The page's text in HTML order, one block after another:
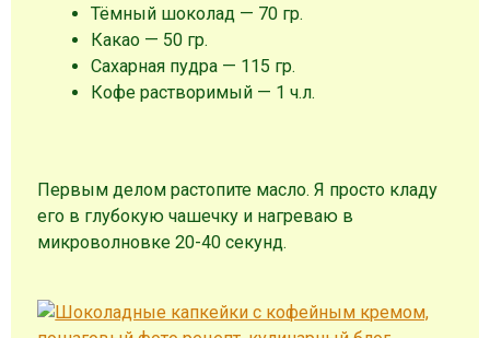
Тёмный шоколад — 70 гр.
Какао — 50 гр.
Сахарная пудра — 115 гр.
Кофе растворимый — 1 ч.л.
Первым делом растопите масло. Я просто кладу
его в глубокую чашечку и нагреваю в
микроволновке 20-40 секунд.